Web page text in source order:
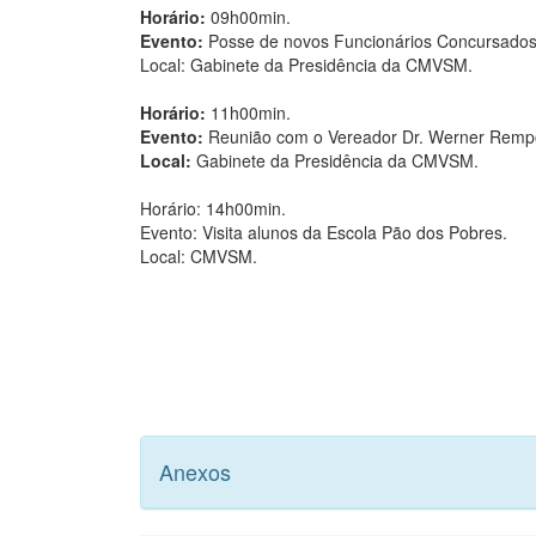
Horário: 09h00min.
Evento: Posse de novos Funcionários
Local: Gabinete da Presidência da CMVSM.
Horário: 11h00min.
Evento: Reunião com o Vereador Dr. Werner
Local: Gabinete da Presidência da CMVSM.
Horário: 14h00min.
Evento: Visita alunos da Escola Pão dos Pobres.
Local: CMVSM.
Anexos